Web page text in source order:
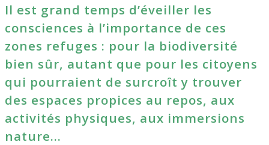
Il est grand temps d’éveiller les
consciences à l’importance de ces
zones refuges : pour la biodiversité
bien sûr, autant que pour les citoyens
qui pourraient de surcroît y trouver
des espaces propices au repos, aux
activités physiques, aux immersions
nature…